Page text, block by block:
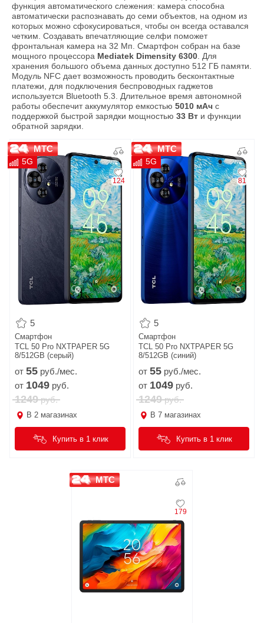
функция автоматического слежения: камера способна
автоматически распознавать до семи объектов, на одном из
которых можно сфокусироваться, чтобы он всегда оставался
четким. Создавать впечатляющие селфи поможет
фронтальная камера на 32 Мп. Смартфон собран на базе
мощного процессора Mediatek Dimensity 6300. Для
хранения большого объема данных доступно 512 ГБ памяти.
Модуль NFC дает возможность проводить бесконтактные
платежи, для подключения беспроводных гаджетов
используется Bluetooth 5.3. Длительное время автономной
работы обеспечит аккумулятор емкостью 5010 мАч с
поддержкой быстрой зарядки мощностью 33 Вт и функции
обратной зарядки.
124
5
Смартфон
TCL 50 Pro NXTPAPER 5G
8/512GB (серый)
от 55 руб./мес.
от 1049 руб.
1249руб.
В 2 магазинах
Купить в 1 клик
МТС
5G
81
5
Смартфон
TCL 50 Pro NXTPAPER 5G
8/512GB (синий)
от 55 руб./мес.
от 1049 руб.
1249руб.
В 7 магазинах
Купить в 1 клик
МТС
5G
179
МТС